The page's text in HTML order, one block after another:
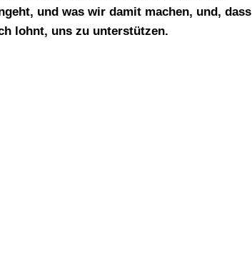
und was wir damit machen, und, dass
lohnt, uns zu unterstützen.